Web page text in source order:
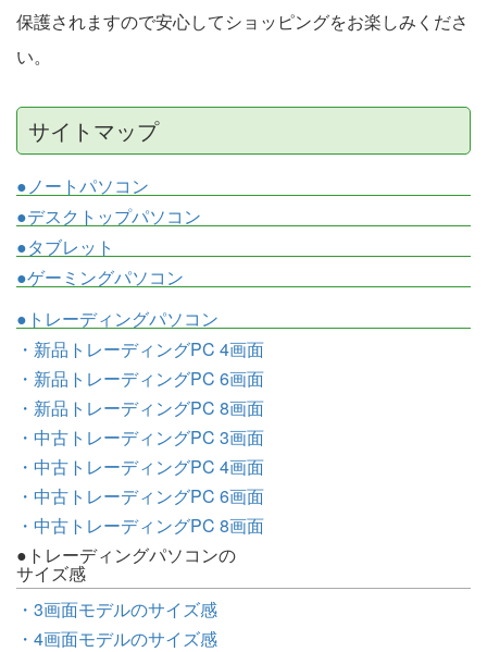
保護されますので安心してショッピングをお楽しみくださ
い。
サイトマップ
●ノートパソコン
●デスクトップパソコン
●タブレット
●ゲーミングパソコン
●トレーディングパソコン
・新品トレーディングPC 4画面
・新品トレーディングPC 6画面
・新品トレーディングPC 8画面
・中古トレーディングPC 3画面
・中古トレーディングPC 4画面
・中古トレーディングPC 6画面
・中古トレーディングPC 8画面
●トレーディングパソコンの
サイズ感
・3画面モデルのサイズ感
・4画面モデルのサイズ感